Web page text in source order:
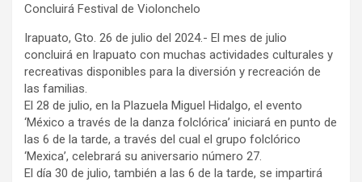
Concluirá Festival de Violonchelo
Irapuato, Gto. 26 de julio del 2024.- El mes de julio
concluirá en Irapuato con muchas actividades culturales y
recreativas disponibles para la diversión y recreación de
las familias.
El 28 de julio, en la Plazuela Miguel Hidalgo, el evento
‘México a través de la danza folclórica’ iniciará en punto de
las 6 de la tarde, a través del cual el grupo folclórico
‘Mexica’, celebrará su aniversario número 27.
El día 30 de julio, también a las 6 de la tarde, se impartirá